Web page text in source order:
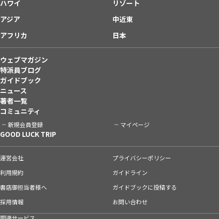
ハワイ
リゾート
アジア
中近東
アフリカ
日本
ウェブマガジン
特派員ブログ
ガイドブック
ニュース
著者一覧
コミュニティ
新規会員登録 マイページ
GOOD LUCK TRIP
運営会社
プライバシーポリシー
利用規約
ガイドライン
書店御担当者様へ
ガイドブックに投稿する
採用情報
お問い合わせ